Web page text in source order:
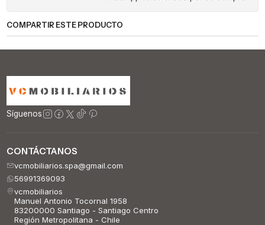
COMPARTIR ESTE PRODUCTO
Síguenos
CONTÁCTANOS
vcmobiliarios.spa@gmail.com
56991369093
vcmobiliarios
Manuel Antonio Tocornal 1958
83200000 Santiago - Santiago Centro
Región Metropolitana - Chile